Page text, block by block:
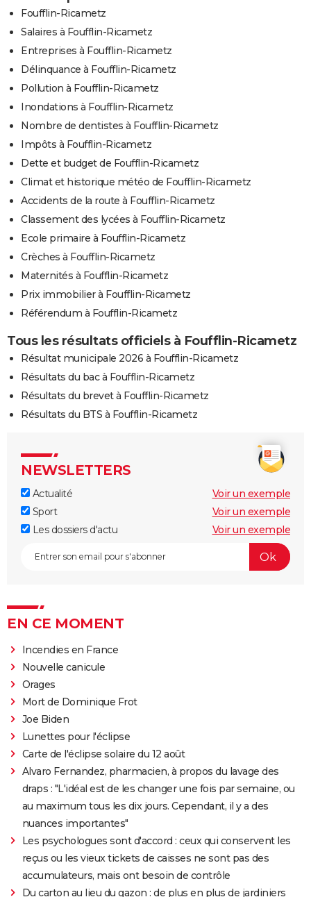
Foufflin-Ricametz
Salaires à Foufflin-Ricametz
Entreprises à Foufflin-Ricametz
Délinquance à Foufflin-Ricametz
Pollution à Foufflin-Ricametz
Inondations à Foufflin-Ricametz
Nombre de dentistes à Foufflin-Ricametz
Impôts à Foufflin-Ricametz
Dette et budget de Foufflin-Ricametz
Climat et historique météo de Foufflin-Ricametz
Accidents de la route à Foufflin-Ricametz
Classement des lycées à Foufflin-Ricametz
Ecole primaire à Foufflin-Ricametz
Crèches à Foufflin-Ricametz
Maternités à Foufflin-Ricametz
Prix immobilier à Foufflin-Ricametz
Référendum à Foufflin-Ricametz
Tous les résultats officiels à Foufflin-Ricametz
Résultat municipale 2026 à Foufflin-Ricametz
Résultats du bac à Foufflin-Ricametz
Résultats du brevet à Foufflin-Ricametz
Résultats du BTS à Foufflin-Ricametz
NEWSLETTERS
Actualité
Voir un exemple
Sport
Voir un exemple
Les dossiers d'actu
Voir un exemple
EN CE MOMENT
Incendies en France
Nouvelle canicule
Orages
Mort de Dominique Frot
Joe Biden
Lunettes pour l'éclipse
Carte de l'éclipse solaire du 12 août
Alvaro Fernandez, pharmacien, à propos du lavage des
draps : "L'idéal est de les changer une fois par semaine, ou
au maximum tous les dix jours. Cependant, il y a des
nuances importantes"
Les psychologues sont d'accord : ceux qui conservent les
reçus ou les vieux tickets de caisses ne sont pas des
accumulateurs, mais ont besoin de contrôle
Du carton au lieu du gazon : de plus en plus de jardiniers